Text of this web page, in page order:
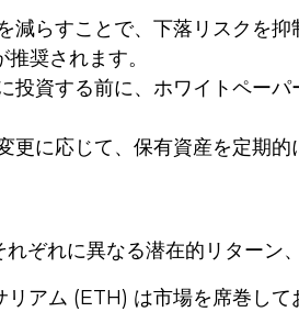
減らすことで、下落リスクを
奨されます。
投資する前に、ホワイトペー
更に応じて、保有資産を定期的
ぞれに異なる潜在的リターン
アム (ETH) は市場を席巻し